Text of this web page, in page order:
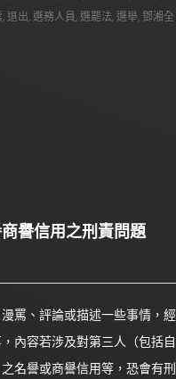
,退出,選務人員 ,選罷法,選舉, 鄧湘全
譽信用之刑責問題
罵、評論或描述一些事情，經
內容若涉及對第三人（包括自
名譽或商譽信用等，恐會有刑